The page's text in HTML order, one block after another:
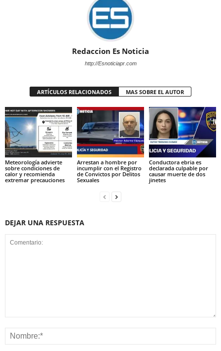
Redaccion Es Noticia
http://Esnoticiapr.com
ARTÍCULOS RELACIONADOS MAS SOBRE EL AUTOR
Meteorología advierte
sobre condiciones de
calor y recomienda
extremar precauciones
Arrestan a hombre por
incumplir con el Registro
de Convictos por Delitos
Sexuales
Conductora ebria es
declarada culpable por
causar muerte de dos
jinetes
DEJAR UNA RESPUESTA